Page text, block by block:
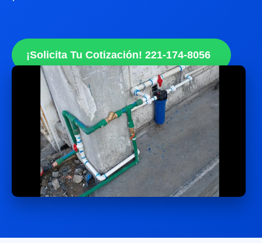
¡Solicita Tu Cotización! 221-174-8056